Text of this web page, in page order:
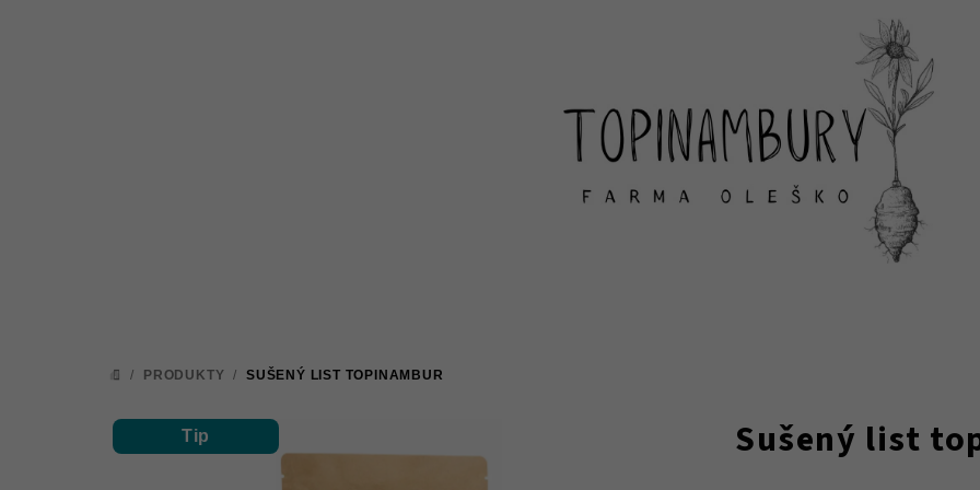
DOMŮ
/ PRODUKTY / SUŠENÝ LIST TOPINAMBUR
Sušený list
Tip